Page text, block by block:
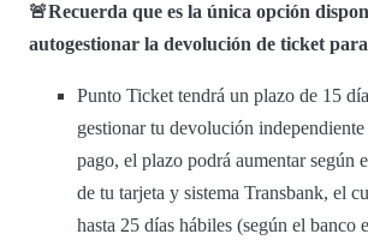
🚨Recuerda que es la única opción
autogestionar la devolución de ticket para
Punto Ticket tendrá un plazo de 15
gestionar tu devolución
pago, el plazo podrá aumentar según
de tu tarjeta y sistema Transbank, el
hasta 25 días hábiles (según el banco